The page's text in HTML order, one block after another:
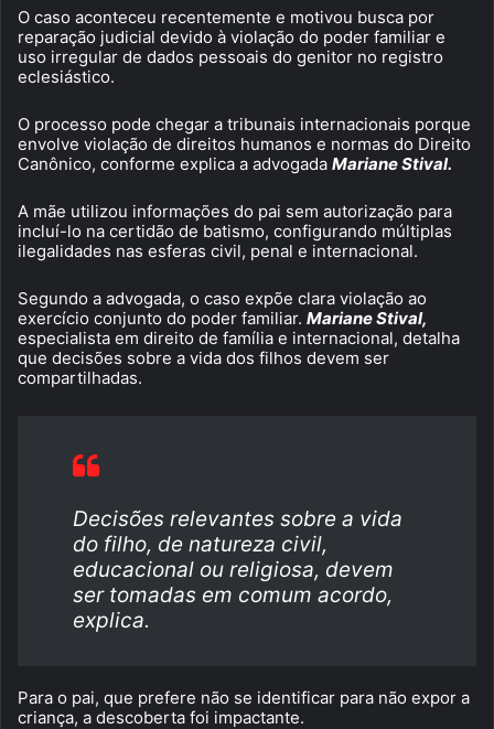
O caso aconteceu recentemente e motivou busca por
reparação judicial devido à violação do poder familiar e
uso irregular de dados pessoais do genitor no registro
eclesiástico.
O processo pode chegar a tribunais internacionais porque
envolve violação de direitos humanos e normas do Direito
Canônico, conforme explica a advogada Mariane Stival.
A mãe utilizou informações do pai sem autorização para
incluí-lo na certidão de batismo, configurando múltiplas
ilegalidades nas esferas civil, penal e internacional.
Segundo a advogada, o caso expõe clara violação ao
exercício conjunto do poder familiar. Mariane Stival,
especialista em direito de família e internacional, detalha
que decisões sobre a vida dos filhos devem ser
compartilhadas.
Decisões relevantes sobre a vida
do filho, de natureza civil,
educacional ou religiosa, devem
ser tomadas em comum acordo,
explica.
Para o pai, que prefere não se identificar para não expor a
criança, a descoberta foi impactante.